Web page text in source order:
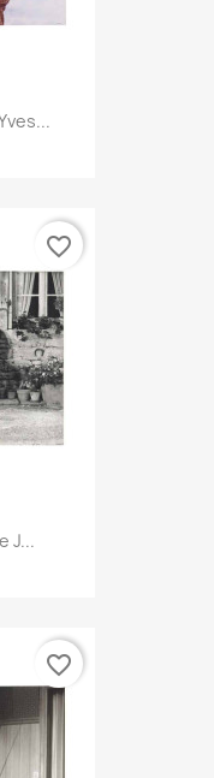
J...
favorite_border
favorite_border